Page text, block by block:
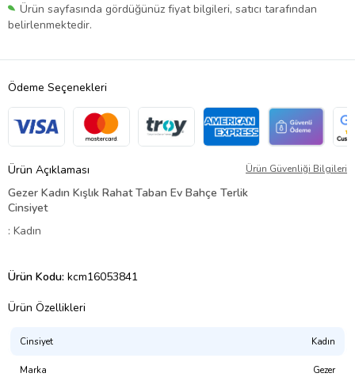
Ürün sayfasında gördüğünüz fiyat bilgileri, satıcı tarafından
belirlenmektedir.
Ödeme Seçenekleri
Ürün Açıklaması Ürün Güvenliği Bilgileri
Gezer Kadın Kışlık Rahat Taban Ev Bahçe Terlik
Cinsiyet
: Kadın
Ürün Kodu: kcm16053841
Ürün Özellikleri
Cinsiyet Kadın
Marka Gezer